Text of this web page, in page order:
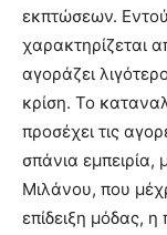
εκπτώσεων.
χαρακτηρίζεται
αγοράζει
κρίση. Το
προσέχει τις
σπάνια εμπειρία,
Μιλάνου, που
επίδειξη μόδας,